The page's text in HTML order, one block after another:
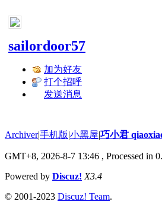
sailordoor57
加为好友
打个招呼
发送消息
Archiver|手机版|小黑屋|巧小君
GMT+8, 2026-8-7 13:46 , Processed in
Powered by Discuz! X3.4
© 2001-2023 Discuz! Team.